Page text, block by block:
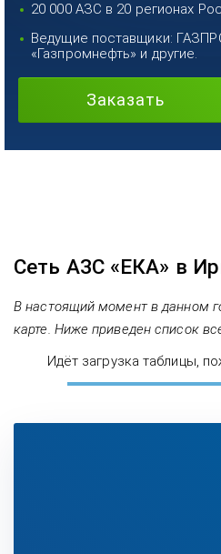
20 000 АЗС в 20 регионах
Ведущие поставщики:
«Газпромнефть» и другие.
Заказать
Сеть АЗС «ЕКА» в
В настоящий момент в данном
карте. Ниже приведен список
Идёт загрузка таблицы,